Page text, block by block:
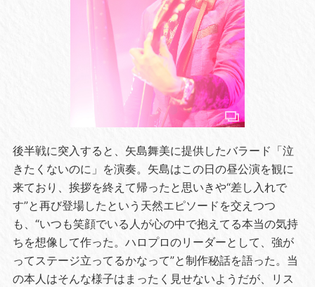
後半戦に突入すると、矢島舞美に提供したバラード「泣
きたくないのに」を演奏。矢島はこの日の昼公演を観に
来ており、挨拶を終えて帰ったと思いきや“差し入れで
す”と再び登場したという天然エピソードを交えつつ
も、“いつも笑顔でいる人が心の中で抱えてる本当の気持
ちを想像して作った。ハロプロのリーダーとして、強が
ってステージ立ってるかなって”と制作秘話を語った。当
の本人はそんな様子はまったく見せないようだが、リス